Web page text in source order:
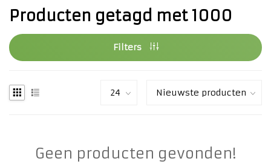
Producten getagd met 1000
Filters
Geen producten gevonden!